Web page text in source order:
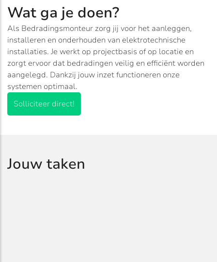
Wat ga je doen?
Als Bedradingsmonteur zorg jij voor het aanleggen,
installeren en onderhouden van elektrotechnische
installaties. Je werkt op projectbasis of op locatie en
zorgt ervoor dat bedradingen veilig en efficiënt worden
aangelegd. Dankzij jouw inzet functioneren onze
systemen optimaal.
Solliciteer direct!
Jouw taken